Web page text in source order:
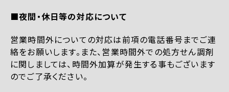
■夜間・休日等の対応について
営業時間外についての対応は前項の電話番号までご連
絡をお願いします。また、営業時間外での処方せん調剤
に関しましては、時間外加算が発生する事もございます
のでご了承ください。